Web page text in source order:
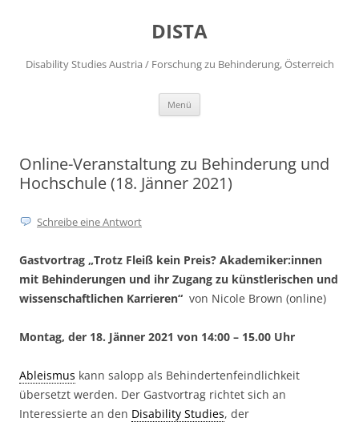
DISTA
Disability Studies Austria / Forschung zu Behinderung, Österreich
Menü
Online-Veranstaltung zu Behinderung und
Hochschule (18. Jänner 2021)
Schreibe eine Antwort
Gastvortrag „Trotz Fleiß kein Preis? Akademiker:innen
mit Behinderungen und ihr Zugang zu künstlerischen und
wissenschaftlichen Karrieren“ von Nicole Brown (online)
Montag, der 18. Jänner 2021 von 14:00 – 15.00 Uhr
Ableismus kann salopp als Behindertenfeindlichkeit
übersetzt werden. Der Gastvortrag richtet sich an
Interessierte an den Disability Studies, der